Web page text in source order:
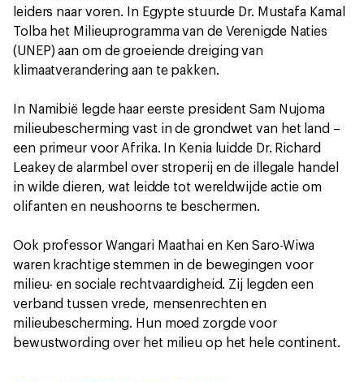
leiders naar voren. In Egypte stuurde Dr. Mustafa Kamal
Tolba het Milieuprogramma van de Verenigde Naties
(UNEP) aan om de groeiende dreiging van
klimaatverandering aan te pakken.
In Namibië legde haar eerste president Sam Nujoma
milieubescherming vast in de grondwet van het land –
een primeur voor Afrika. In Kenia luidde Dr. Richard
Leakey de alarmbel over stroperij en de illegale handel
in wilde dieren, wat leidde tot wereldwijde actie om
olifanten en neushoorns te beschermen.
Ook professor Wangari Maathai en Ken Saro-Wiwa
waren krachtige stemmen in de bewegingen voor
milieu- en sociale rechtvaardigheid. Zij legden een
verband tussen vrede, mensenrechten en
milieubescherming. Hun moed zorgde voor
bewustwording over het milieu op het hele continent.